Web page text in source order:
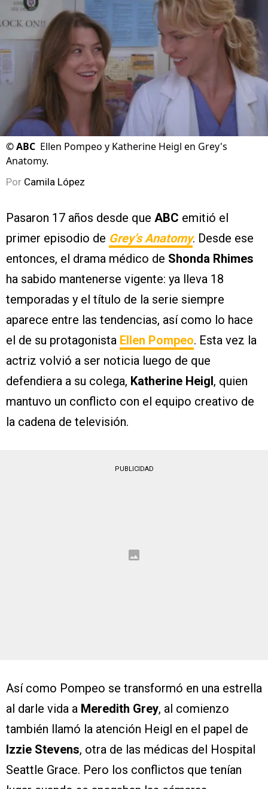
©ABC Ellen Pompeo y Katherine Heigl en Grey's
Anatomy.
Por Camila López
Pasaron 17 años desde que ABC emitió el
primer episodio de Grey’s Anatomy. Desde ese
entonces, el drama médico de Shonda Rhimes
ha sabido mantenerse vigente: ya lleva 18
temporadas y el título de la serie siempre
aparece entre las tendencias, así como lo hace
el de su protagonista Ellen Pompeo. Esta vez la
actriz volvió a ser noticia luego de que
defendiera a su colega, Katherine Heigl , quien
mantuvo un conflicto con el equipo creativo de
la cadena de televisión.
PUBLICIDAD
Así como Pompeo se transformó en una estrella
al darle vida a Meredith Grey, al comienzo
también llamó la atención Heigl en el papel de
Izzie Stevens, otra de las médicas del Hospital
Seattle Grace. Pero los conflictos que tenían